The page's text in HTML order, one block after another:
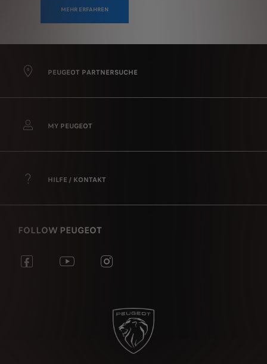
MEHR ERFAHREN
PEUGEOT PARTNERSUCHE
MY PEUGEOT
HILFE / KONTAKT
FOLLOW PEUGEOT